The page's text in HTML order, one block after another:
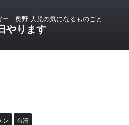
ー 奥野 大児の気になるものごと
やります
ン 台湾